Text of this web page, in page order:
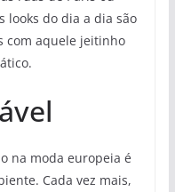
looks do dia a dia são
com aquele jeitinho
na moda europeia é
Cada vez mais,